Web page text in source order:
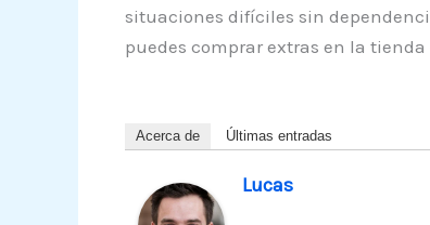
situaciones difíciles sin
puedes comprar extras en la
Acerca de Últimas entradas
Lucas